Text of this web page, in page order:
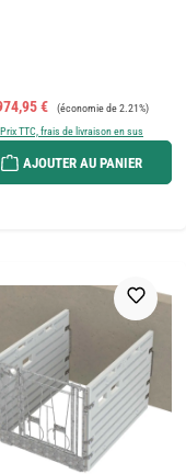
de vente :
€ Prix régulier :
(économie de 2.21%)
Prix TTC, frais de livraison en sus
AJOUTER AU PANIER